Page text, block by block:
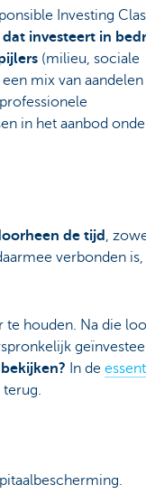
Investing
investeert in
(milieu, sociale
mix van
in het aanbod
de tijd ,
verbonden
te houden. Na die
In de
terug.